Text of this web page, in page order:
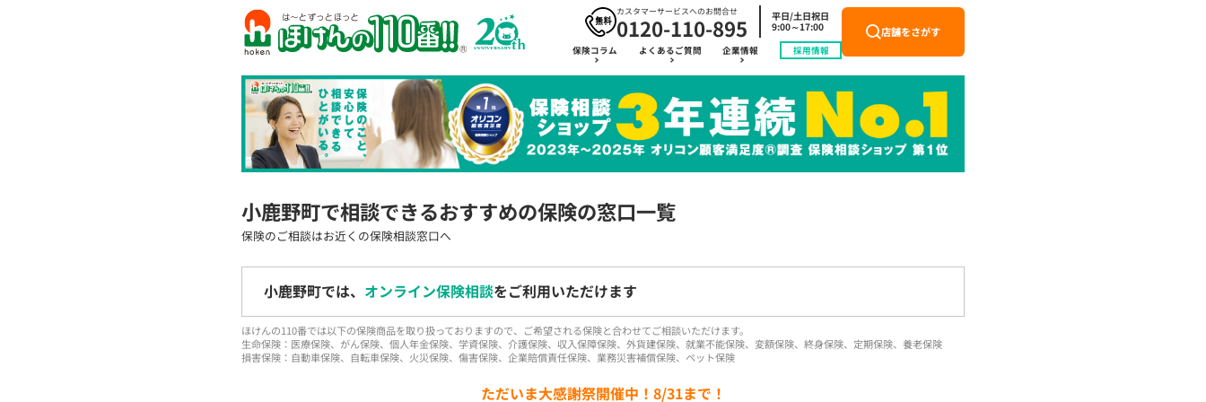
カスタマーサービスへのお問合せ
0120-110-895
平日/土日祝日
9:00～17:00
保険コラム よくあるご質問 企業情報 採用情報
店舗をさがす
小鹿野町で相談できるおすすめの保険の窓口一覧
保険のご相談はお近くの保険相談窓口へ
小鹿野町では、 オンライン保険相談をご利用いただけます
ほけんの110番では以下の保険商品を取り扱っておりますので、ご希望される保険と合わせてご相談いただけます。
生命保険：医療保険、がん保険、個人年金保険、学資保険、介護保険、収入保障保険、外貨建保険、就業不能保険、変額保険、終身保険、定期保険、養老保険
損害保険：自動車保険、自転車保険、火災保険、傷害保険、企業賠償責任保険、業務災害補償保険、ペット保険
ただいま大感謝祭開催中！8/31まで！